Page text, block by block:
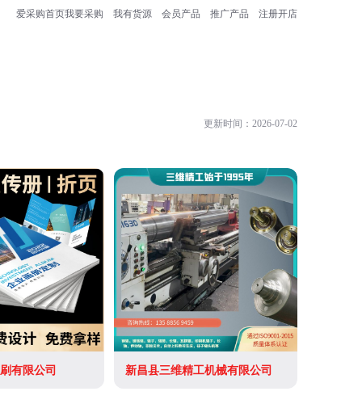
爱采购首页我要采购 我有货源 会员产品 推广产品 注册开店
更新时间：2026-07-02
有限公司 新昌县三维精工机械有限公司